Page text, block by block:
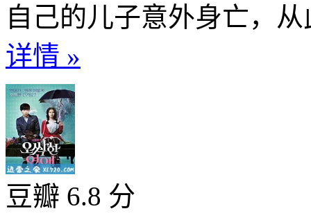
自己的儿子意外身亡，
详情 »
豆瓣 6.8 分